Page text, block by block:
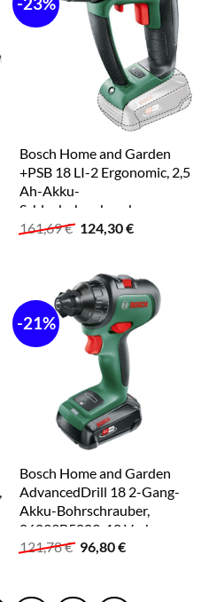
Bosch Home and Garden
+PSB 18 LI-2 Ergonomic, 2,5
Ah-Akku-
Schlagbohrschrauber,
06039B0302, ohne Akku
161,69€ Ursprünglicher
Preis
161,69 €
124,30€Aktueller
-21%
Bosch Home and Garden
AdvancedDrill 18 2-Gang-
Akku-Bohrschrauber,
06039B5009, 18 V, ohne
Akku
121,78€ Ursprünglicher
96,80€Aktueller